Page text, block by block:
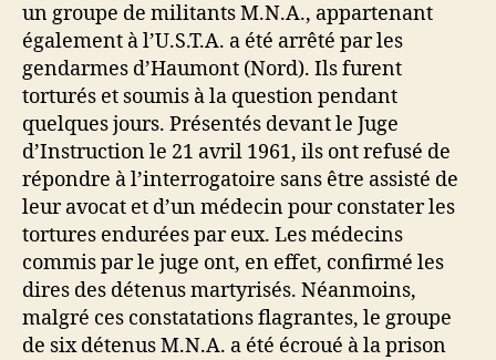
un groupe de militants M.N.A., appartenant
également à l’U.S.T.A. a été arrêté par les
gendarmes d’Haumont (Nord). Ils furent
torturés et soumis à la question pendant
quelques jours. Présentés devant le Juge
d’Instruction le 21 avril 1961, ils ont refusé de
répondre à l’interrogatoire sans être assisté de
leur avocat et d’un médecin pour constater les
tortures endurées par eux. Les médecins
commis par le juge ont, en effet, confirmé les
dires des détenus martyrisés. Néanmoins,
malgré ces constatations flagrantes, le groupe
de six détenus M.N.A. a été écroué à la prison